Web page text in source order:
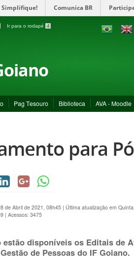
Simplifique! Comunica BR
Ir para o rodapé 4
Pag Tesouro Biblioteca AVA - Moodle
para
de Abril de 2021, 08h45 | Última atualização em
| Acessos: 3475
estão disponíveis os Editais de
de Pessoas do IF Goiano.